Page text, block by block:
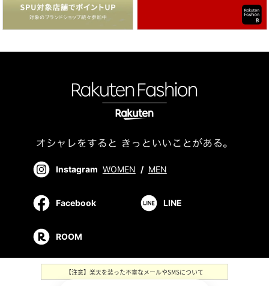
Instagram WOMEN / MEN
Facebook LINE
ROOM
【注意】楽天を装った不審なメールやSMSについて